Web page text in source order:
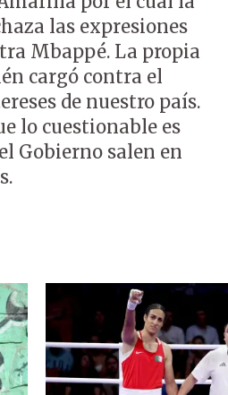
las expresiones
Mbappé. La propia
cargó contra el
de nuestro país.
lo cuestionable es
Gobierno salen en